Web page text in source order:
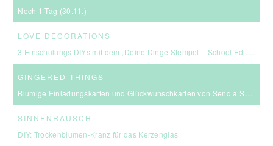
Noch 1 Tag (30.11.)
LOVE DECORATIONS
3 Einschulungs DIYs mit dem „Deine Dinge Stempel – School Edition“ #BackToSchool + Gewinnspiel
GINGERED THINGS
Blumige Einladungskarten und Glückwunschkarten von Send a Smile
SINNENRAUSCH
DIY: Trockenblumen-Kranz für das Kerzenglas